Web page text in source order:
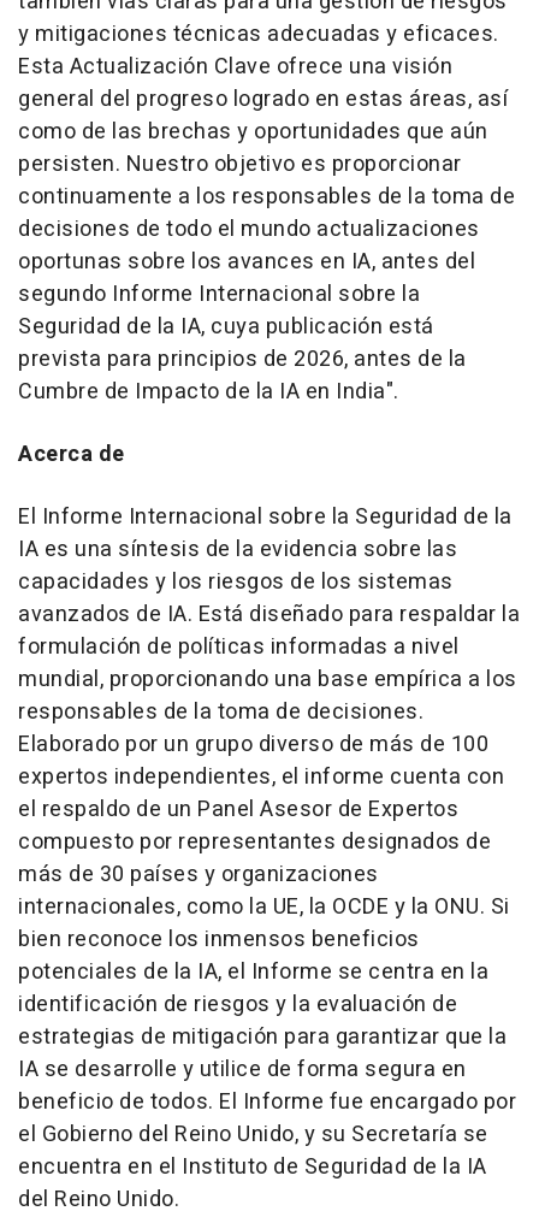
y mitigaciones técnicas adecuadas y eficaces.
Esta Actualización Clave ofrece una visión
general del progreso logrado en estas áreas, así
como de las brechas y oportunidades que aún
persisten. Nuestro objetivo es proporcionar
continuamente a los responsables de la toma de
decisiones de todo el mundo actualizaciones
oportunas sobre los avances en IA, antes del
segundo Informe Internacional sobre la
Seguridad de la IA, cuya publicación está
prevista para principios de 2026, antes de la
Cumbre de Impacto de la IA en India".
Acerca de
El Informe Internacional sobre la Seguridad de la
IA es una síntesis de la evidencia sobre las
capacidades y los riesgos de los sistemas
avanzados de IA. Está diseñado para respaldar la
formulación de políticas informadas a nivel
mundial, proporcionando una base empírica a los
responsables de la toma de decisiones.
Elaborado por un grupo diverso de más de 100
expertos independientes, el informe cuenta con
el respaldo de un Panel Asesor de Expertos
compuesto por representantes designados de
más de 30 países y organizaciones
internacionales, como la UE, la OCDE y la ONU. Si
bien reconoce los inmensos beneficios
potenciales de la IA, el Informe se centra en la
identificación de riesgos y la evaluación de
estrategias de mitigación para garantizar que la
IA se desarrolle y utilice de forma segura en
beneficio de todos. El Informe fue encargado por
el Gobierno del Reino Unido, y su Secretaría se
encuentra en el Instituto de Seguridad de la IA
del Reino Unido.